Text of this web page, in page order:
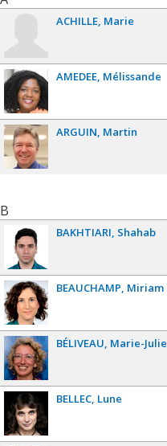
ACHILLE Marie
AMEDEE Mélissande
ARGUIN Martin
B
BAKHTIARI Shahab
BEAUCHAMP Miriam
BÉLIVEAU Marie-Julie
BELLEC Lune